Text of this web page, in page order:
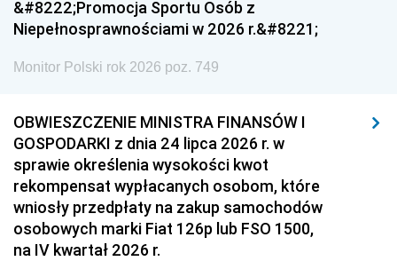
&#8222;Promocja Sportu Osób z
Niepełnosprawnościami w 2026 r.&#8221;
Monitor Polski rok 2026 poz. 749
OBWIESZCZENIE MINISTRA FINANSÓW I
GOSPODARKI z dnia 24 lipca 2026 r. w
sprawie określenia wysokości kwot
rekompensat wypłacanych osobom, które
wniosły przedpłaty na zakup samochodów
osobowych marki Fiat 126p lub FSO 1500,
na IV kwartał 2026 r.